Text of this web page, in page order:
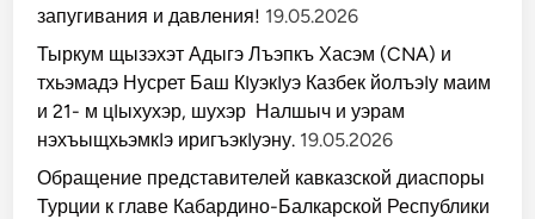
запугивания и давления! 19.05.2026
Тыркум щызэхэт Адыгэ Лъэпкъ Хасэм (CNA) и
тхьэмадэ Нусрет Баш КIуэкIуэ Казбек йолъэIу маим
и 21- м цIыхухэр, шухэр Налшыч и уэрам
нэхъыщхьэмкIэ иригъэкIуэну. 19.05.2026
Обращение представителей кавказской диаспоры
Турции к главе Кабардино-Балкарской Республики